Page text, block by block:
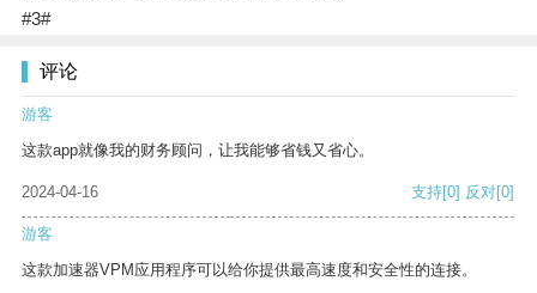
#3#
评论
游客
这款app就像我的财务顾问，让我能够省钱又省心。
2024-04-16 支持[0] 反对[0]
游客
这款加速器VPM应用程序可以给你提供最高速度和安全性的连接。